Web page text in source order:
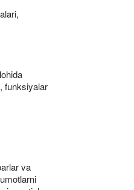
funksiyalar
va